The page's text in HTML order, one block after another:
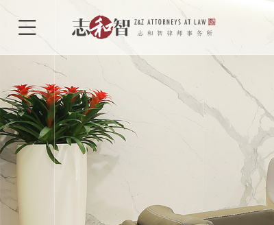
 律所荣誉
特色型服务
合作单位